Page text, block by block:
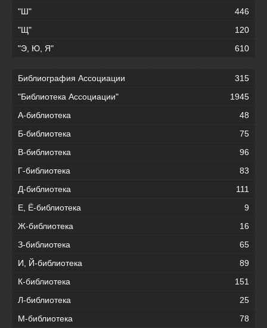
"Ш"
446
"Щ"
120
"Э, Ю, Я"
610
Библиография Ассоциации
315
"Библиотека Ассоциации"
1945
А-библиотека
48
Б-библиотека
75
В-библиотека
96
Г-библиотека
83
Д-библиотека
111
Е, Ё-библиотека
9
Ж-библиотека
16
З-библиотека
65
И, Й-библиотека
89
К-библиотека
151
Л-библиотека
25
М-библиотека
78